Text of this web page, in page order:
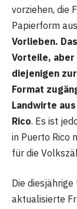
vorziehen, die
Papierform
Vorlieben.
Vorteile,
diejenigen
Format
Landwirte
Rico. Es ist
in Puerto Rico
für die
Die
aktualisierte